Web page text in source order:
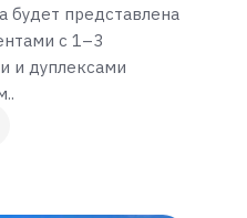
будет представлена
с 1–3
и дуплексами